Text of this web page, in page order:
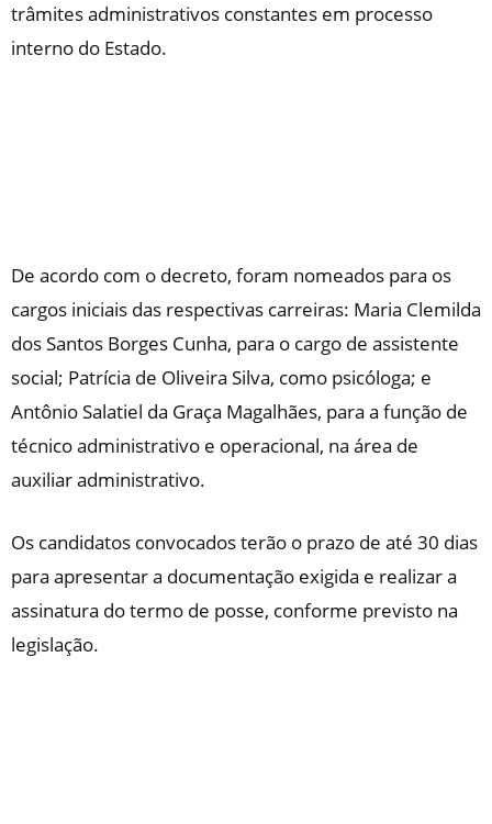
trâmites administrativos constantes em processo
interno do Estado.
De acordo com o decreto, foram nomeados para os
cargos iniciais das respectivas carreiras: Maria Clemilda
dos Santos Borges Cunha, para o cargo de assistente
social; Patrícia de Oliveira Silva, como psicóloga; e
Antônio Salatiel da Graça Magalhães, para a função de
técnico administrativo e operacional, na área de
auxiliar administrativo.
Os candidatos convocados terão o prazo de até 30 dias
para apresentar a documentação exigida e realizar a
assinatura do termo de posse, conforme previsto na
legislação.